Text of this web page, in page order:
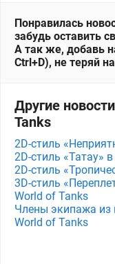
Понравилась
забудь оставить
А так же, добавь
Ctrl+D), не теряй
Другие
Tanks
2D-стиль
2D-стиль «Татау»
2D-стиль
3D-стиль
World of Tanks
Члены экипажа из
World of Tanks